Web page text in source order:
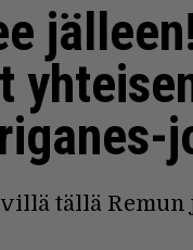
tällä